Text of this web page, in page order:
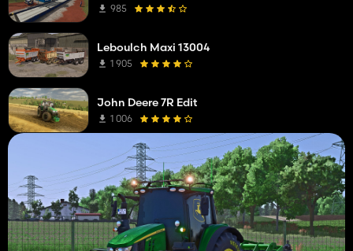
985
Leboulch Maxi 13004
1 905
John Deere 7R Edit
1 006